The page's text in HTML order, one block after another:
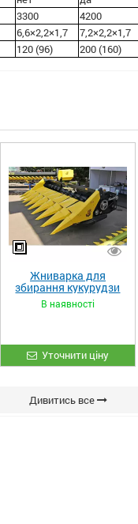
3300
4200
6,6×2,2×1,7
7,2×2,2×1,7
120 (96) 200 (160)
Жниварка для
збирання кукурудзи
ЖКИ-870
В наявності
Уточнити ціну
Дивитись все